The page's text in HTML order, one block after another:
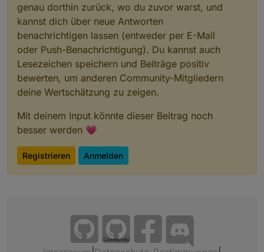
genau dorthin zurück, wo du zuvor warst, und
kannst dich über neue Antworten
benachrichtigen lassen (entweder per E-Mail
oder Push-Benachrichtigung). Du kannst auch
Lesezeichen speichern und Beiträge positiv
bewerten, um anderen Community-Mitgliedern
deine Wertschätzung zu zeigen.
Mit deinem Input könnte dieser Beitrag noch
besser werden 💗
Registrieren Anmelden
Community